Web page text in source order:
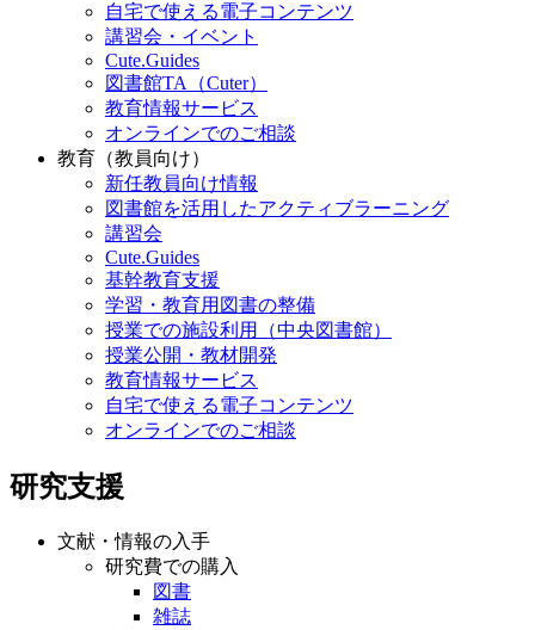
自宅で使える電子コンテンツ
講習会・イベント
Cute.Guides
図書館TA（Cuter）
教育情報サービス
オンラインでのご相談
教育（教員向け）
新任教員向け情報
図書館を活用したアクティブラーニング
講習会
Cute.Guides
基幹教育支援
学習・教育用図書の整備
授業での施設利用（中央図書館）
授業公開・教材開発
教育情報サービス
自宅で使える電子コンテンツ
オンラインでのご相談
研究支援
文献・情報の入手
研究費での購入
図書
雑誌